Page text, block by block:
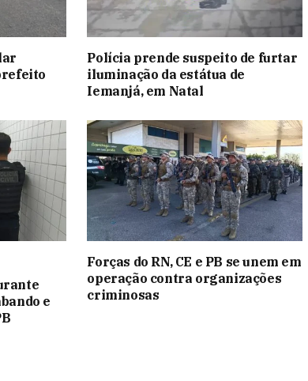
Polícia prende suspeito de furtar
iluminação da estátua de
Iemanjá, em Natal
e
Forças do RN, CE e PB se unem em
operação contra organizações
criminosas